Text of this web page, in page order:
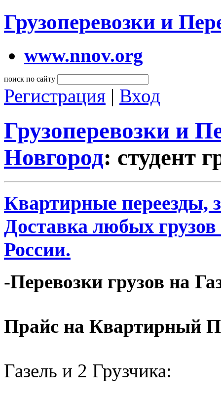
Грузоперевозки и
www.nnov.org
поиск по сайту
Регистрация | Вход
Грузоперевозки и
Новгород: студент
Квартирные переезды,
Доставка любых
России.
-Перевозки грузов на
Прайс на Квартирный
Газель и 2 Грузчика: